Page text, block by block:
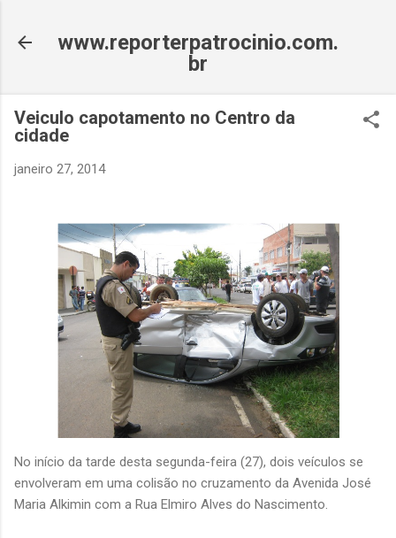
www.reporterpatrocinio.com.
br
Veiculo capotamento no Centro da
cidade
janeiro 27, 2014
No início da tarde desta segunda-feira (27), dois veículos se
envolveram em uma colisão no cruzamento da Avenida José
Maria Alkimin com a Rua Elmiro Alves do Nascimento.